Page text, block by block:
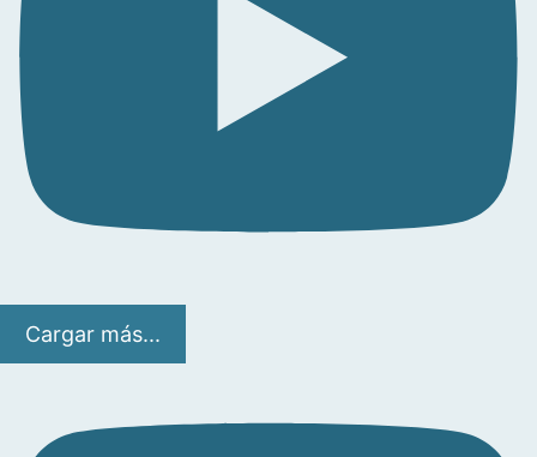
Cargar más...